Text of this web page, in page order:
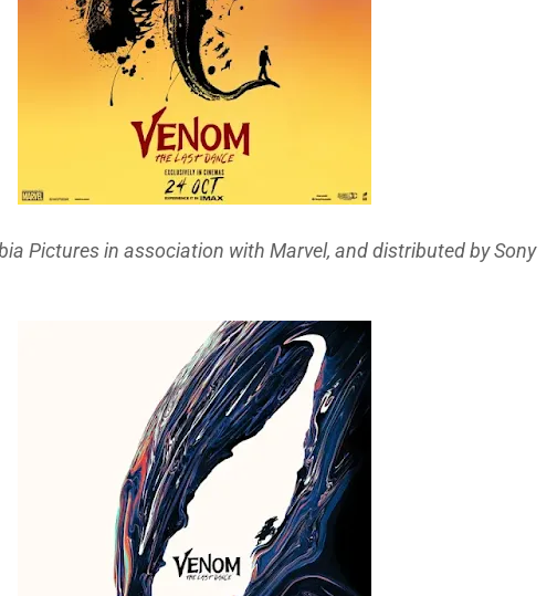
Pictures in association with Marvel, and distributed by Sony